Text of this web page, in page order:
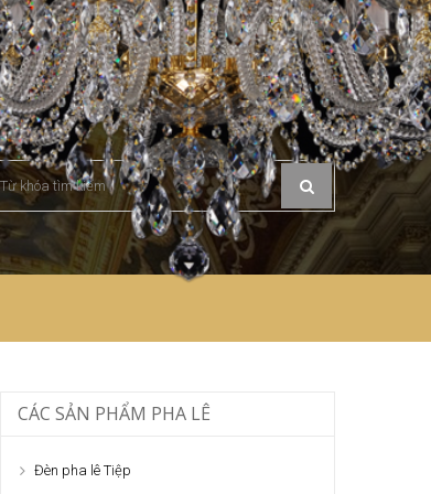
CÁC SẢN PHẨM PHA LÊ
Đèn pha lê Tiệp